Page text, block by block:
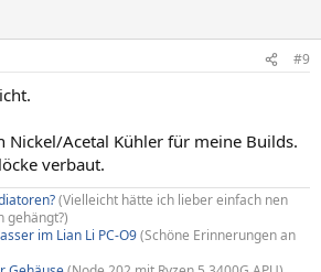
#9
Nickel/Acetal Kühler für meine Builds.
verbaut.
(Vielleicht hätte ich lieber einfach nen
gehängt?)
im Lian Li PC-O9(Schöne Erinnerungen an